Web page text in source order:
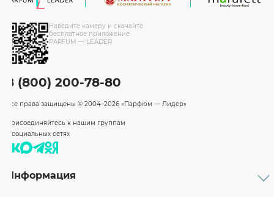
Наведите камеру и скачайте
бесплатное приложение
PARFUM — LEADER
8 (800) 200-78-80
Все права защищены © 2004–2026 «Парфюм — Лидер»
Присоединяйтесь к нашим группам
в социальных сетях
Информация